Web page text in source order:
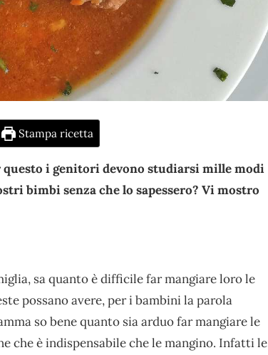
Stampa ricetta
i genitori devono studiarsi mille modi
bimbi senza che lo sapessero? Vi mostro
sa quanto è difficile far mangiare loro le
possano avere, per i bambini la parola
so bene quanto sia arduo far mangiare le
che è indispensabile che le mangino. Infatti le